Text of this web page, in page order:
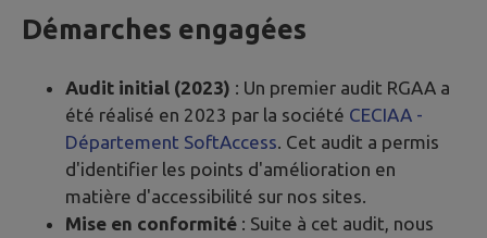
Démarches engagées
Audit initial (2023) : Un premier audit RGAA a
été réalisé en 2023 par la société CECIAA -
Département SoftAccess . Cet audit a permis
d'identifier les points d'amélioration en
matière d'accessibilité sur nos sites.
Mise en conformité : Suite à cet audit, nous